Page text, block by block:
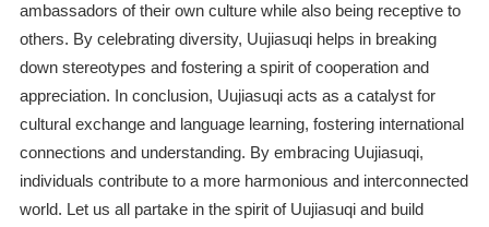
ambassadors of their own culture while also being receptive to
others. By celebrating diversity, Uujiasuqi helps in breaking
down stereotypes and fostering a spirit of cooperation and
appreciation. In conclusion, Uujiasuqi acts as a catalyst for
cultural exchange and language learning, fostering international
connections and understanding. By embracing Uujiasuqi,
individuals contribute to a more harmonious and interconnected
world. Let us all partake in the spirit of Uujiasuqi and build